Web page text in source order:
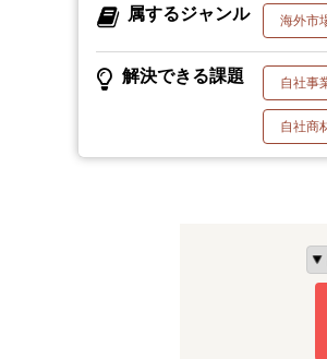
属するジャンル 海外市
解決できる課題 自社事
自社商